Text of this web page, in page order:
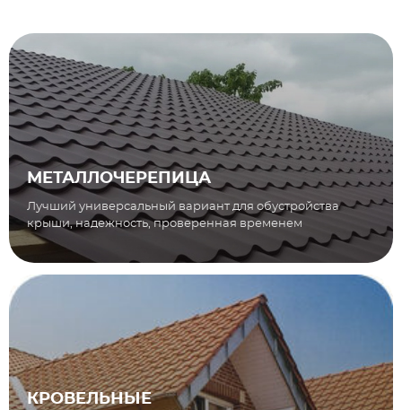
МЕТАЛЛОЧЕРЕПИЦА
Лучший универсальный вариант для обустройства
крыши, надежность, проверенная временем
КРОВЕЛЬНЫЕ